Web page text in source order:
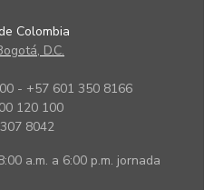
Colombia
D.C.
- +57 601 350 8166
120 100
8042
a.m. a 6:00 p.m. jornada